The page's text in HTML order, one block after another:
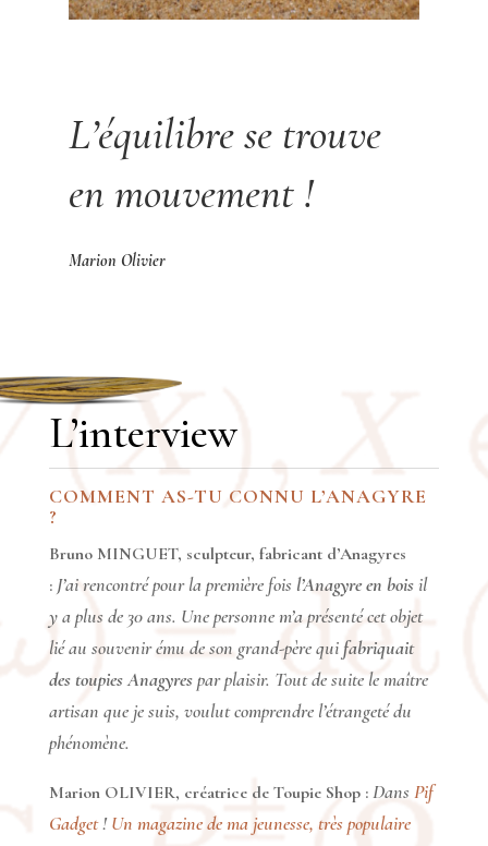
L’équilibre se trouve
en mouvement !
Marion Olivier
L’interview
COMMENT AS-TU CONNU L’ANAGYRE
?
Bruno MINGUET, sculpteur, fabricant d’Anagyres
: J’ai rencontré pour la première fois l’Anagyre en boisil
y a plus de 30 ans. Une personne m’a présenté cet objet
lié au souvenir ému de son grand-père quifabriquait
des toupies Anagyrespar plaisir. Tout de suite le maître
artisan que je suis, voulut comprendre l’étrangeté du
phénomène.
Marion OLIVIER, créatrice de Toupie Shop : Dans Pif
Gadget!Un magazine de ma jeunesse, très populaire